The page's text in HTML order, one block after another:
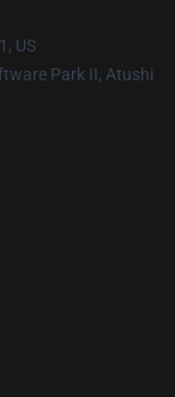
US
Park II, Atushi